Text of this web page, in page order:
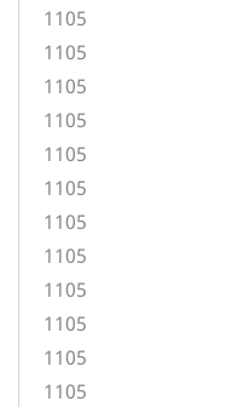
1105
1105
1105
1105
1105
1105
1105
1105
1105
1105
1105
1105